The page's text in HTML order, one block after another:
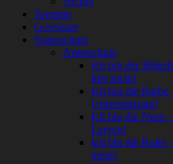
Termine
Gewässer
Naturschutz
Artenschutz
Ich bin der
hier nicht!
Ich bin die Barbe
Unterstützung!
Ich bin die Nase
Larven!
Ich bin die Rutte
mehr!